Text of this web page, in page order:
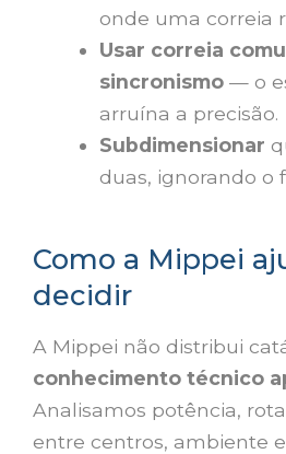
onde uma correia
Usar correia
sincronismo — o
arruína a precisão.
Subdimensionar
duas, ignorando o
Como a Mippei
decidir
A Mippei não distribui
conhecimento técnico
Analisamos potência,
entre centros, ambiente